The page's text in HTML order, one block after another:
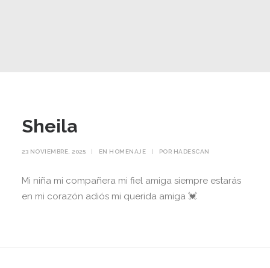
Sheila
23 NOVIEMBRE, 2025 | EN HOMENAJE | POR HADESCAN
Mi niña mi compañera mi fiel amiga siempre estarás
en mi corazón adiós mi querida amiga 💓